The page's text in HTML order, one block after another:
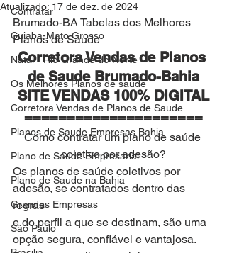
Contratar
Cuiaba-Mato Grosso
Natal - Rio Grande do Norte
Os Melhores Planos de saude
Corretora Vendas de Planos de Saude
Planos de Saude Empresas Bahia
Plano de Saude Empresarial
Plano de Saude na Bahia
Grandes Empresas
São Paulo
Atualizado: 17 de dez. de 2024
Brumado-BA Tabelas dos Melhores
Planos de Saude
Corretora Vendas de Planos
de Saude Brumado-Bahia
SITE VENDAS 100% DIGITAL
=====================
Como contratar um plano de saúde
coletivo por adesão?
Os planos de saúde coletivos por
adesão, se contratados dentro das
regras
e do perfil a que se destinam, são uma
opção segura, confiável e vantajosa.